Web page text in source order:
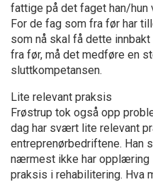
fattige på det faget han/hun
For de fag som fra før har
som nå skal få dette
fra før, må det medføre en
sluttkompetansen.
Lite relevant praksis
Frøstrup tok også opp
dag har svært lite relevant
entreprenørbedriftene. Han
nærmest ikke har opplæring
praksis i rehabilitering. Hva